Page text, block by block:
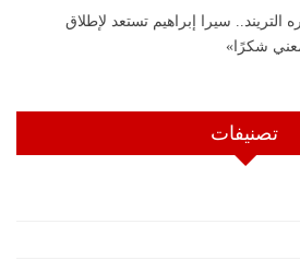
سيرا إبراهيم تستعد لإطلاق
شكرًا»
تصنيفات